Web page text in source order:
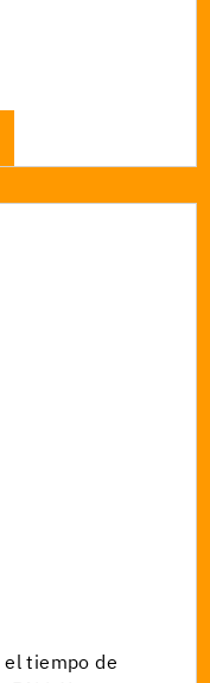
tiempo de